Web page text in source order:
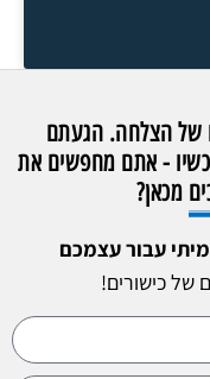
של הצלחה. הגעתם
- אתם מחפשים את
מכאן?
עבור עצמכם
של כישורים!